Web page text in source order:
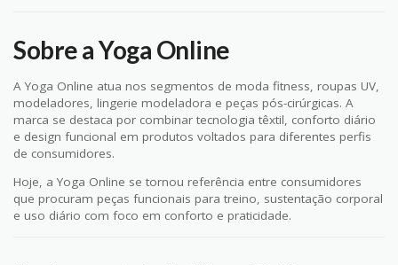
Sobre a Yoga Online
A Yoga Online atua nos segmentos de moda fitness, roupas UV,
modeladores, lingerie modeladora e peças pós-cirúrgicas. A
marca se destaca por combinar tecnologia têxtil, conforto diário
e design funcional em produtos voltados para diferentes perfis
de consumidores.
Hoje, a Yoga Online se tornou referência entre consumidores
que procuram peças funcionais para treino, sustentação corporal
e uso diário com foco em conforto e praticidade.